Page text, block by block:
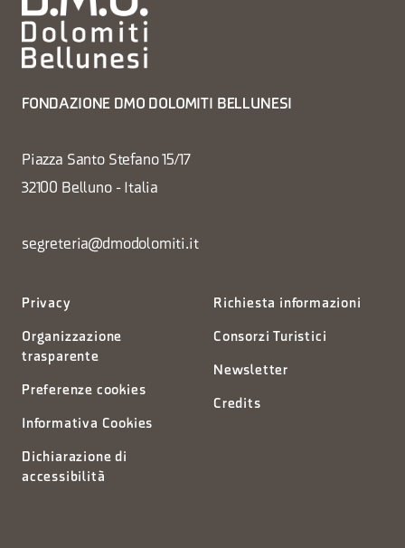
FONDAZIONE DMO DOLOMITI BELLUNESI
Piazza Santo Stefano 15/17
32100 Belluno - Italia
segreteria@dmodolomiti.it
Privacy
Organizzazione
trasparente
Preferenze cookies
Informativa Cookies
Dichiarazione di
accessibilità
Richiesta informazioni
Consorzi Turistici
Newsletter
Credits